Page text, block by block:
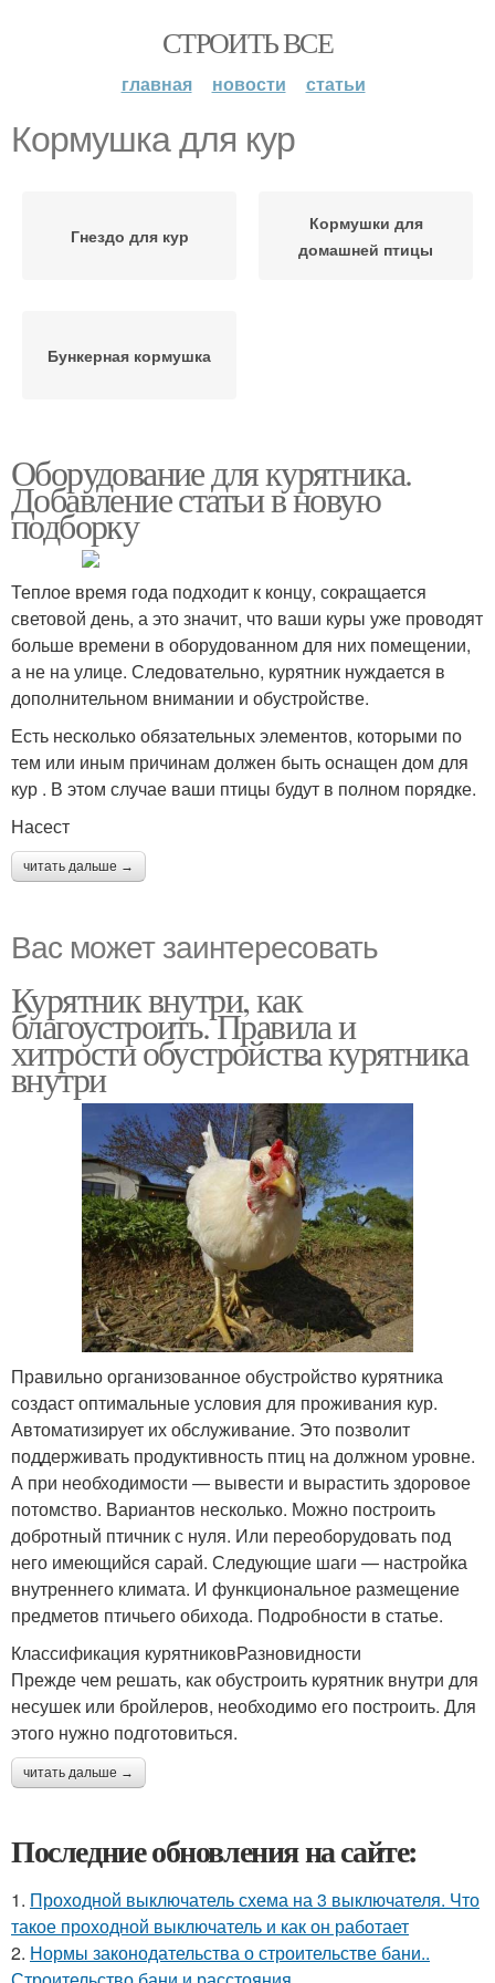
СТРОИТЬ ВСЕ
главная новости статьи
Кормушка для кур
Гнездо для кур
Кормушки для
домашней птицы
Бункерная кормушка
Оборудование для курятника.
Добавление статьи в новую
подборку
Теплое время года подходит к концу, сокращается
световой день, а это значит, что ваши куры уже проводят
больше времени в оборудованном для них помещении,
а не на улице. Следовательно, курятник нуждается в
дополнительном внимании и обустройстве.
Есть несколько обязательных элементов, которыми по
тем или иным причинам должен быть оснащен дом для
кур . В этом случае ваши птицы будут в полном порядке.
Насест
читать дальше →
Вас может заинтересовать
Курятник внутри, как
благоустроить. Правила и
хитрости обустройства курятника
внутри
Правильно организованное обустройство курятника
создаст оптимальные условия для проживания кур.
Автоматизирует их обслуживание. Это позволит
поддерживать продуктивность птиц на должном уровне.
А при необходимости — вывести и вырастить здоровое
потомство. Вариантов несколько. Можно построить
добротный птичник с нуля. Или переоборудовать под
него имеющийся сарай. Следующие шаги — настройка
внутреннего климата. И функциональное размещение
предметов птичьего обихода. Подробности в статье.
Классификация курятниковРазновидности
Прежде чем решать, как обустроить курятник внутри для
несушек или бройлеров, необходимо его построить. Для
этого нужно подготовиться.
читать дальше →
Последние обновления на сайте:
1. Проходной выключатель схема на 3 выключателя. Что
такое проходной выключатель и как он работает
2. Нормы законодательства о строительстве бани..